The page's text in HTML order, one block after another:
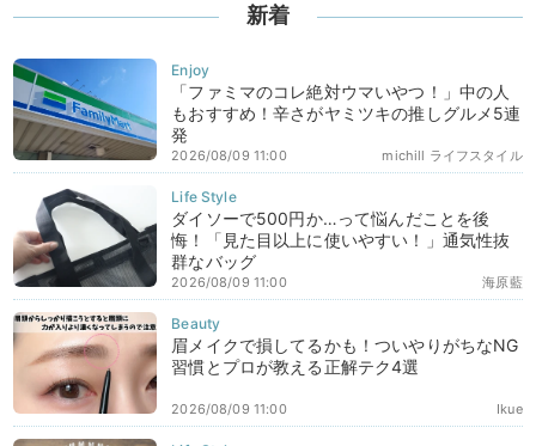
新着
「ファミマのコレ絶対ウマいやつ！」中の人
もおすすめ！辛さがヤミツキの推しグルメ5連
発
michill ライフスタイル
2026/08/09 11:00
ダイソーで500円か…って悩んだことを後
悔！「見た目以上に使いやすい！」通気性抜
群なバッグ
海原藍
2026/08/09 11:00
眉メイクで損してるかも！ついやりがちなNG
習慣とプロが教える正解テク4選
Ikue
2026/08/09 11:00